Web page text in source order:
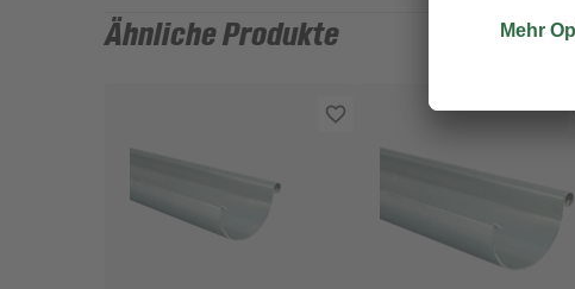
Ähnliche Produkte